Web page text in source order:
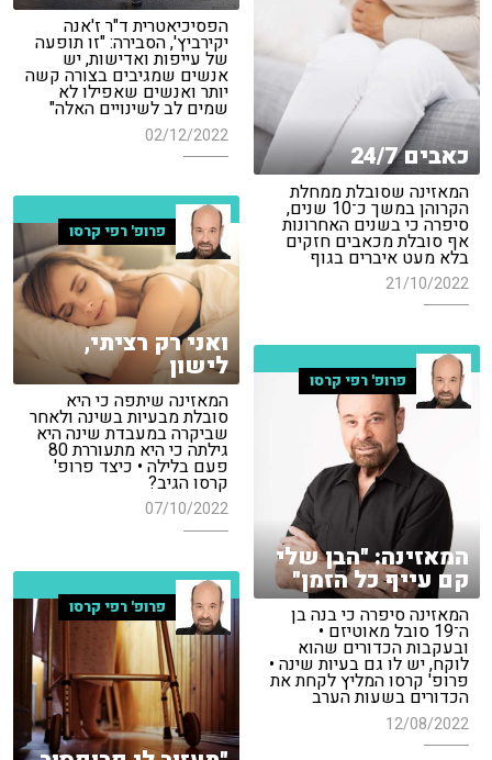
הפסיכיאטרית ד"ר ז'אנה
יקירביץ', הסבירה: "זו תופעה
של עייפות ואדישות, יש
אנשים שמגיבים בצורה קשה
יותר ואנשים שאפילו לא
שמים לב לשינויים האלה"
02/12/2022
כאבים 24/7
המאזינה שסובלת ממחלת
הקרוהן במשך כ־10 שנים,
סיפרה כי בשנים האחרונות
אף סובלת מכאבים חזקים
בלא מעט איברים בגוף
21/10/2022
פרופ' רפי קרסו
ואני רק רציתי,
לישון
המאזינה שיתפה כי היא
סובלת מבעיות בשינה ולאחר
שביקרה במעבדת שינה היא
גילתה כי היא מתעוררת 80
פעם בלילה • כיצד פרופ'
קרסו הגיב?
07/10/2022
פרופ' רפי קרסו
המאזינה: "הבן שלי
קם עייף כל הזמן"
המאזינה סיפרה כי בנה בן
ה־19 סובל מאוטיזם •
ובעקבות הכדורים שהוא
לוקח, יש לו גם בעיות שינה •
פרופ' קרסו המליץ לקחת את
הכדורים בשעות הערב
12/08/2022
פרופ' רפי קרסו